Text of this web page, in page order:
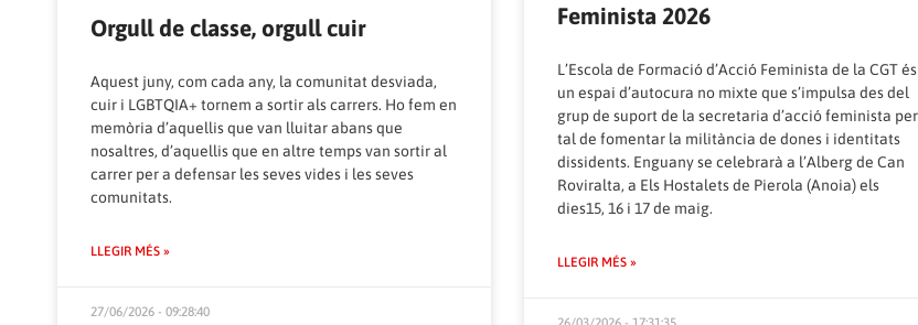
Orgull de classe, orgull cuir
Aquest juny, com cada any, la comunitat desviada,
cuir i LGBTQIA+ tornem a sortir als carrers. Ho fem en
memòria d’aquellis que van lluitar abans que
nosaltres, d’aquellis que en altre temps van sortir al
carrer per a defensar les seves vides i les seves
comunitats.
LLEGIR MÉS »
27/06/2026 - 09:28:40
Feminista 2026
L’Escola de Formació d’Acció Feminista de la CGT és
un espai d’autocura no mixte que s’impulsa des del
grup de suport de la secretaria d’acció feminista per
tal de fomentar la militància de dones i identitats
dissidents. Enguany se celebrarà a l’Alberg de Can
Roviralta, a Els Hostalets de Pierola (Anoia) els
dies15, 16 i 17 de maig.
LLEGIR MÉS »